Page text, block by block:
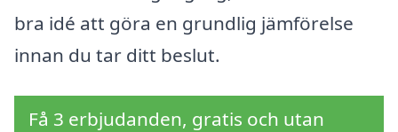
bra idé att göra en grundlig jämförelse
innan du tar ditt beslut.
Få 3 erbjudanden, gratis och utan